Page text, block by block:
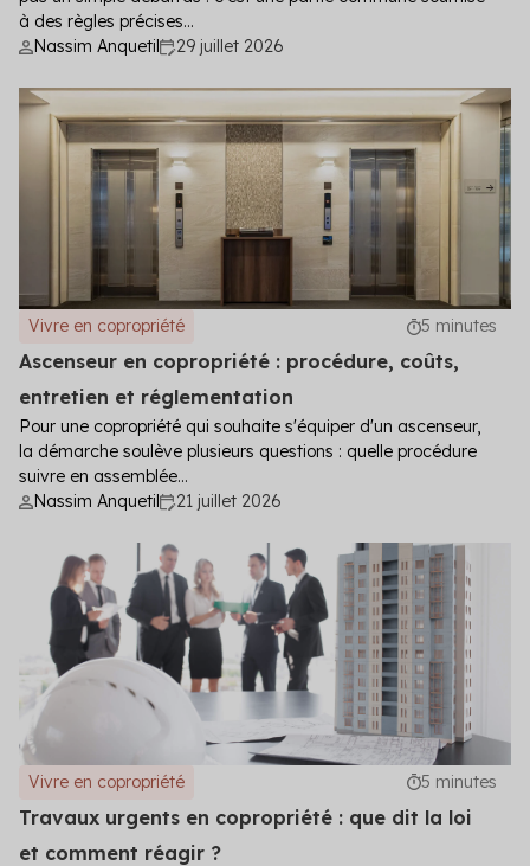
à des règles précises...
Nassim Anquetil
29 juillet 2026
Vivre en copropriété 5 minutes
Ascenseur en copropriété : procédure, coûts,
entretien et réglementation
Pour une copropriété qui souhaite s'équiper d'un ascenseur,
la démarche soulève plusieurs questions : quelle procédure
suivre en assemblée...
Nassim Anquetil
21 juillet 2026
Vivre en copropriété 5 minutes
Travaux urgents en copropriété : que dit la loi
et comment réagir ?